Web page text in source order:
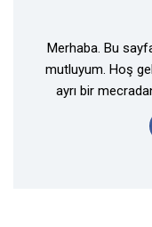
Merhaba. Bu
mutluyum. Hoş
ayrı bir